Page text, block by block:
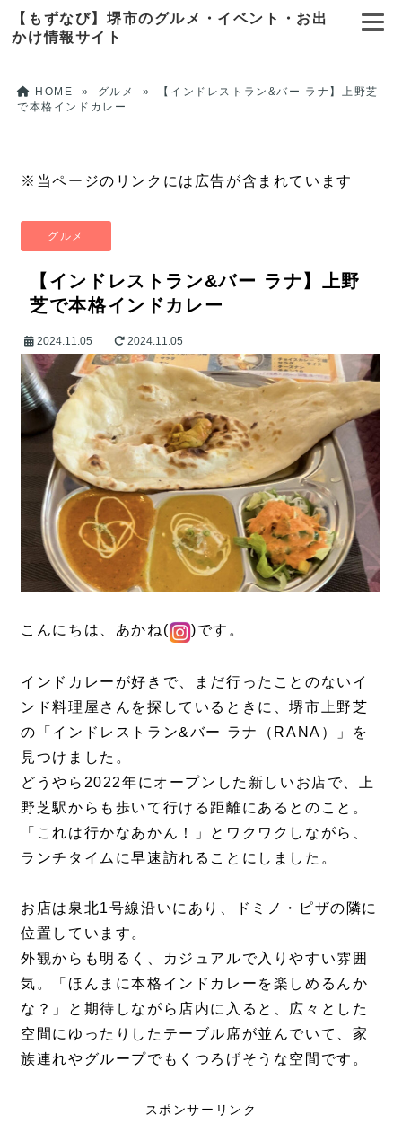
【もずなび】堺市のグルメ・イベント・お出
かけ情報サイト
HOME » グルメ »
【インドレストラン&バー ラナ】上野芝
で本格インドカレー
※当ページのリンクには広告が含まれています
グルメ
【インドレストラン&バー ラナ】上野
芝で本格インドカレー
2024.11.05 2024.11.05
こんにちは、あかね( )です。
インドカレーが好きで、まだ行ったことのないイ
ンド料理屋さんを探しているときに、堺市上野芝
の「インドレストラン&バー ラナ（RANA）」を
見つけました。
どうやら2022年にオープンした新しいお店で、上
野芝駅からも歩いて行ける距離にあるとのこと。
「これは行かなあかん！」とワクワクしながら、
ランチタイムに早速訪れることにしました。
お店は泉北1号線沿いにあり、ドミノ・ピザの隣に
位置しています。
外観からも明るく、カジュアルで入りやすい雰囲
気。「ほんまに本格インドカレーを楽しめるんか
な？」と期待しながら店内に入ると、広々とした
空間にゆったりしたテーブル席が並んでいて、家
族連れやグループでもくつろげそうな空間です。
スポンサーリンク